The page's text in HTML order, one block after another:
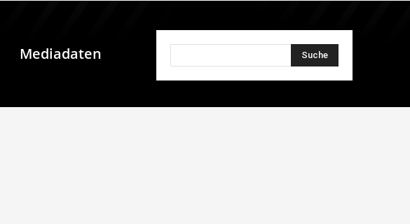
Mediadaten Suche